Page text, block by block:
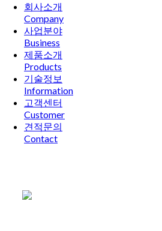
회사소개
Company
사업분야
Business
제품소개
Products
기술정보
Information
고객센터
Customer
견적문의
Contact